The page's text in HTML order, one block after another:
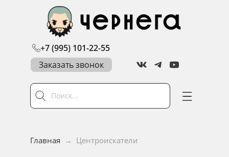
+7 (995) 101-22-55
Заказать звонок
Главная → Центроискатели